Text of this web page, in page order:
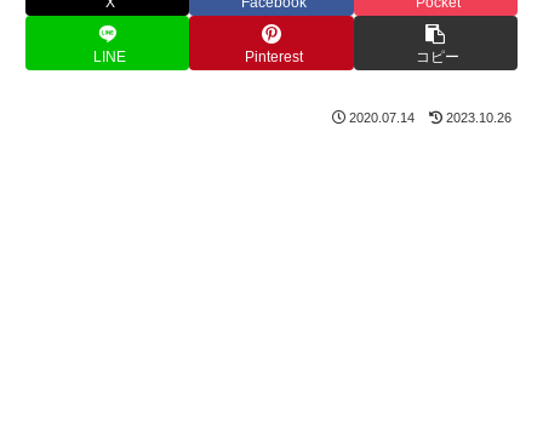
LINE Pinterest コピー
2020.07.14 2023.10.26